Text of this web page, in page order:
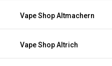
Vape Shop Altmachern
Vape Shop Altrich